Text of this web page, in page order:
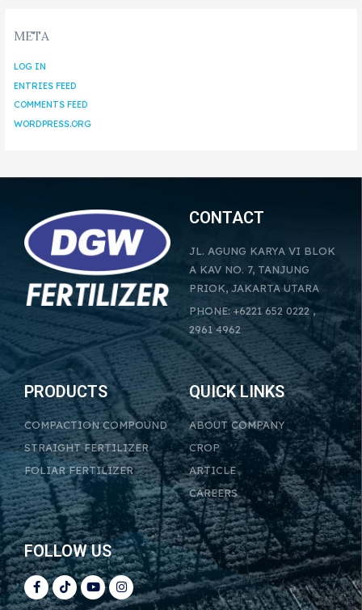
META
LOG IN
ENTRIES FEED
COMMENTS FEED
WORDPRESS.ORG
CONTACT
JL. AGUNG KARYA VI BLOK
A KAV NO. 7, TANJUNG
PRIOK, JAKARTA UTARA
PHONE: +6221 652 0222 ,
2961 4962
PRODUCTS
COMPACTION COMPOUND
STRAIGHT FERTILIZER
FOLIAR FERTILIZER
QUICK LINKS
ABOUT COMPANY
CROP
ARTICLE
CAREERS
FOLLOW US